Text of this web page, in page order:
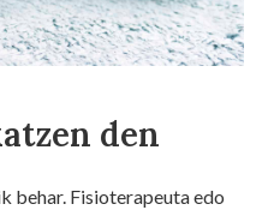
den
behar. Fisioterapeuta edo